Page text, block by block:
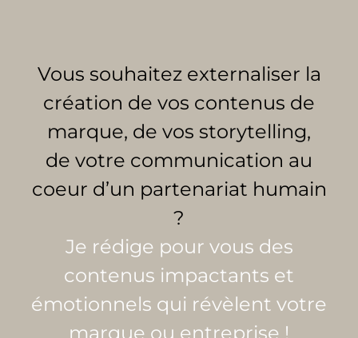
Vous souhaitez externaliser la
création de vos contenus de
marque, de vos storytelling,
de votre communication au
coeur d’un partenariat humain
?
Je rédige pour vous des
contenus impactants et
émotionnels qui révèlent votre
marque ou entreprise !